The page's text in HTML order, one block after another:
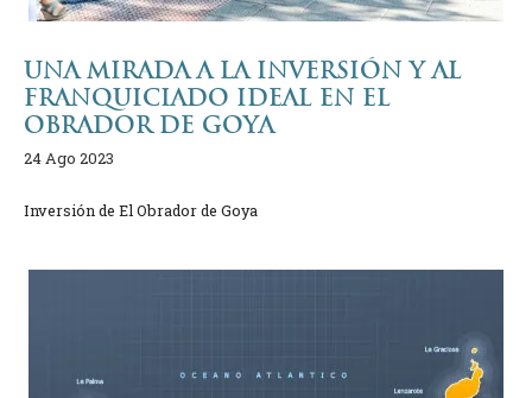
UNA MIRADA A LA INVERSIÓN Y AL
FRANQUICIADO IDEAL EN EL
OBRADOR DE GOYA
24 Ago 2023
Inversión de El Obrador de Goya